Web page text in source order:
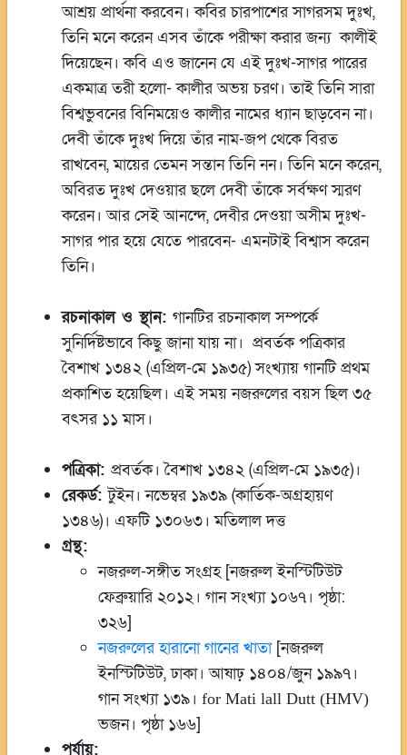
আশ্রয় প্রার্থনা করবেন। কবির চারপাশের সাগরসম দুঃখ,
তিনি মনে করেন এসব তাঁকে পরীক্ষা করার জন্য কালীই
দিয়েছেন। কবি এও জানেন যে এই দুঃখ-সাগর পারের
একমাত্র তরী হলো- কালীর অভয় চরণ। তাই তিনি সারা
বিশ্বভুবনের বিনিময়েও কালীর নামের ধ্যান ছাড়বেন না।
দেবী তাঁকে দুঃখ দিয়ে তাঁর নাম-জপ থেকে বিরত
রাখবেন, মায়ের তেমন সন্তান তিনি নন। তিনি মনে করেন,
অবিরত দুঃখ দেওয়ার ছলে দেবী তাঁকে সর্বক্ষণ স্মরণ
করেন। আর সেই আনন্দে, দেবীর দেওয়া অসীম দুঃখ-
সাগর পার হয়ে যেতে পারবেন- এমনটাই বিশ্বাস করেন
তিনি।
রচনাকাল ও স্থান: গানটির রচনাকাল সম্পর্কে
সুনির্দিষ্টভাবে কিছু জানা যায় না। প্রবর্তক পত্রিকার
বৈশাখ ১৩৪২ (এপ্রিল-মে ১৯৩৫) সংখ্যায় গানটি প্রথম
প্রকাশিত হয়েছিল। এই সময় নজরুলের বয়স ছিল ৩৫
বৎসর ১১ মাস।
পত্রিকা: প্রবর্তক। বৈশাখ ১৩৪২ (এপ্রিল-মে ১৯৩৫)।
রেকর্ড:টুইন। নভেম্বর ১৯৩৯ (কার্তিক-অগ্রহায়ণ
১৩৪৬)। এফটি ১৩০৬৩। মতিলাল দত্ত
গ্রন্থ:
নজরুল-সঙ্গীত সংগ্রহ [নজরুল ইনস্টিটিউট
ফেব্রুয়ারি ২০১২। গান সংখ্যা ১০৬৭। পৃষ্ঠা:
৩২৬]
নজরুলের হারানো গানের খাতা[নজরুল
ইনস্টিটিউট, ঢাকা। আষাঢ় ১৪০৪/জুন ১৯৯৭।
গান সংখ্যা ১৩৯। for Mati lall Dutt (HMV)
ভজন। পৃষ্ঠা ১৬৬]
পর্যায়: